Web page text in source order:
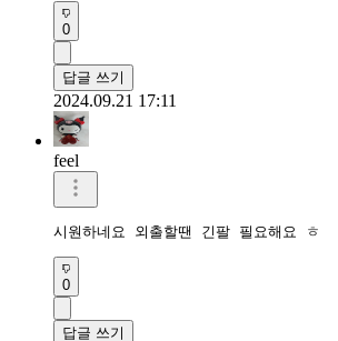
0
답글 쓰기
2024.09.21 17:11
feel
시원하네요 외출할땐 긴팔 필요해요 ㅎ
0
답글 쓰기